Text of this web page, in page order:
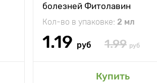
болезней Фитолавин
Кол-во в упаковке: 2 мл
1.19 руб 1.99 руб
Купить